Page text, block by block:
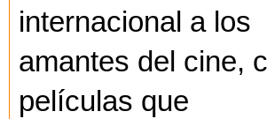
internacional a los
amantes del cine,
películas que